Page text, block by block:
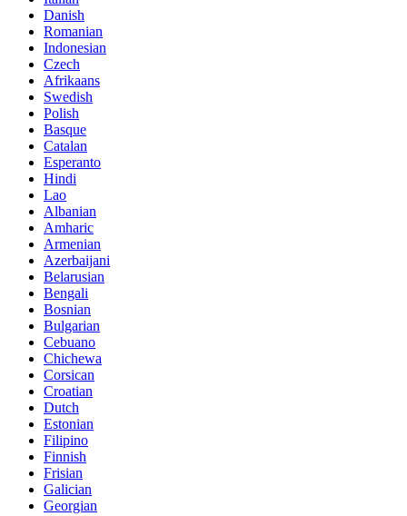
Danish
Romanian
Indonesian
Czech
Afrikaans
Swedish
Polish
Basque
Catalan
Esperanto
Hindi
Lao
Albanian
Amharic
Armenian
Azerbaijani
Belarusian
Bengali
Bosnian
Bulgarian
Cebuano
Chichewa
Corsican
Croatian
Dutch
Estonian
Filipino
Finnish
Frisian
Galician
Georgian